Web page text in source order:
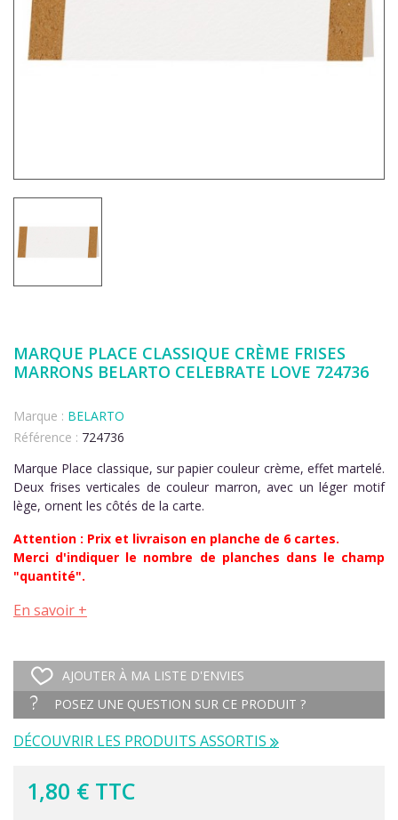
MARQUE PLACE CLASSIQUE CRÈME FRISES
MARRONS BELARTO CELEBRATE LOVE 724736
Marque : BELARTO
Référence : 724736
Marque Place classique, sur papier couleur crème, effet martelé.
Deux frises verticales de couleur marron, avec un léger motif
lège, ornent les côtés de la carte.
Attention : Prix et livraison en planche de 6 cartes.
Merci d'indiquer le nombre de planches dans le champ
"quantité".
En savoir +
AJOUTER À MA LISTE D'ENVIES
POSEZ UNE QUESTION SUR CE PRODUIT ?
DÉCOUVRIR LES PRODUITS ASSORTIS
1,80 € TTC